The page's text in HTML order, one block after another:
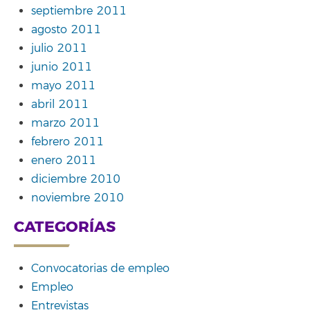
septiembre 2011
agosto 2011
julio 2011
junio 2011
mayo 2011
abril 2011
marzo 2011
febrero 2011
enero 2011
diciembre 2010
noviembre 2010
CATEGORÍAS
Convocatorias de empleo
Empleo
Entrevistas